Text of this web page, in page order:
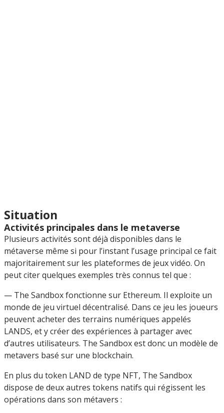
Situation
Activités principales dans le metaverse
Plusieurs activités sont déjà disponibles dans le
métaverse même si pour l’instant l’usage principal ce fait
majoritairement sur les plateformes de jeux vidéo. On
peut citer quelques exemples très connus tel que :
— The Sandbox fonctionne sur Ethereum. Il exploite un
monde de jeu virtuel décentralisé. Dans ce jeu les joueurs
peuvent acheter des terrains numériques appelés
LANDS, et y créer des expériences à partager avec
d’autres utilisateurs. The Sandbox est donc un modèle de
metavers basé sur une blockchain.
En plus du token LAND de type NFT, The Sandbox
dispose de deux autres tokens natifs qui régissent les
opérations dans son métavers :